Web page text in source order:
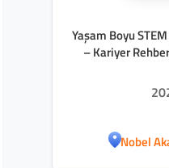
Yaşam Boyu
– Kariyer
Nobel